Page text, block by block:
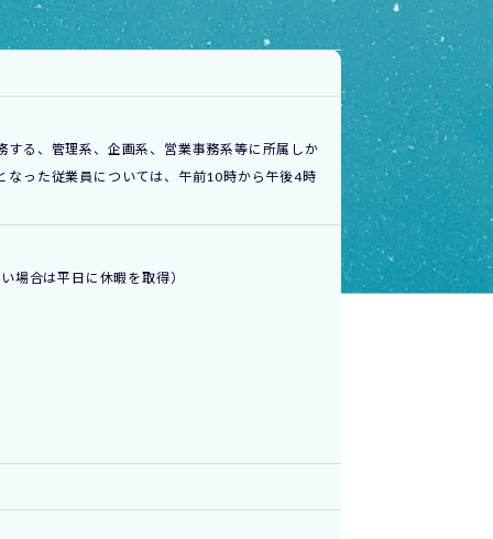
る、管理系、企画系、営業事務系等に所属しか
なった従業員については、午前10時から午後4時
場合は平日に休暇を取得）